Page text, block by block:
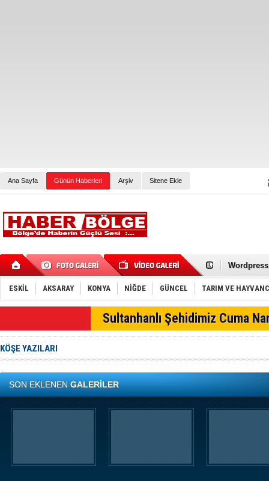
Ana Sayfa Günün Haberleri Arşiv Sitene Ekle
Alışveriş
Erdal
Moda
Türk
Hamaliye
Hisar 72
ESKİL AKSARAY KONYA NİĞDE GÜNCEL TARIM VE
Sultanhanlı Şehidimiz Cuma
KÖŞE YAZILARI
SON EKLENENGALERİLER